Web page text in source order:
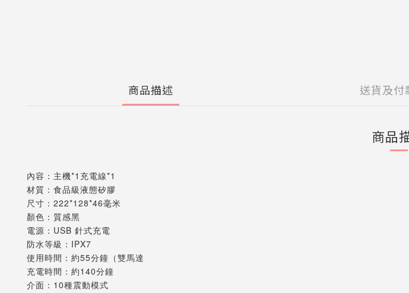
商品描述 送貨及付
商品
內容：主機*1充電線*1
材質：食品級液態矽膠
尺寸：222*128*46毫米
顏色：質感黑
電源：USB 針式充電
防水等級：IPX7
使用時間：約55分鐘（雙馬達
充電時間：約140分鐘
介面：10種震動模式